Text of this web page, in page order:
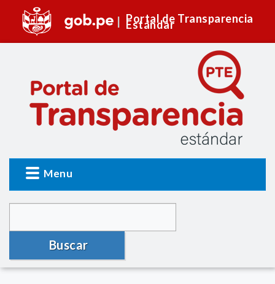
Portal de Transparencia
Estándar
Menu
Buscar